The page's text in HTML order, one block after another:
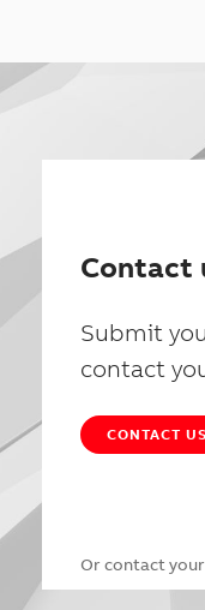
Contact
Submit
contact
CONTACT US
Or contact your